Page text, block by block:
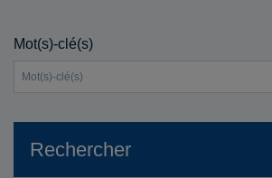
Mot(s)-clé(s)